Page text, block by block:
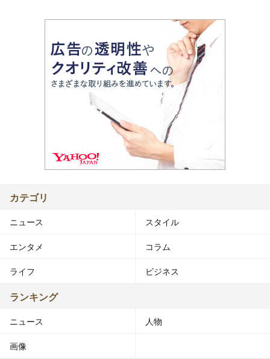
カテゴリ
ニュース スタイル
エンタメ コラム
ライフ ビジネス
ランキング
ニュース 人物
画像